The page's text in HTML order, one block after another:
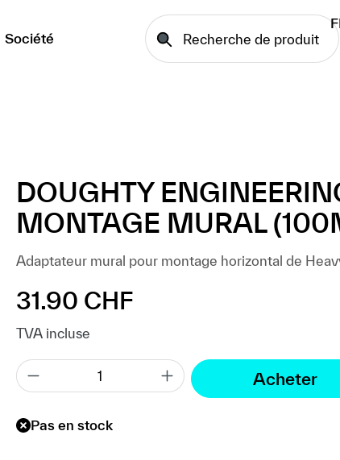
Société
DOUGHTY
MONTAGE MURAL
Adaptateur mural pour montage horizontal de
Prix régulier :
31.90 CHF
TVA incluse
Acheter
Pas en stock